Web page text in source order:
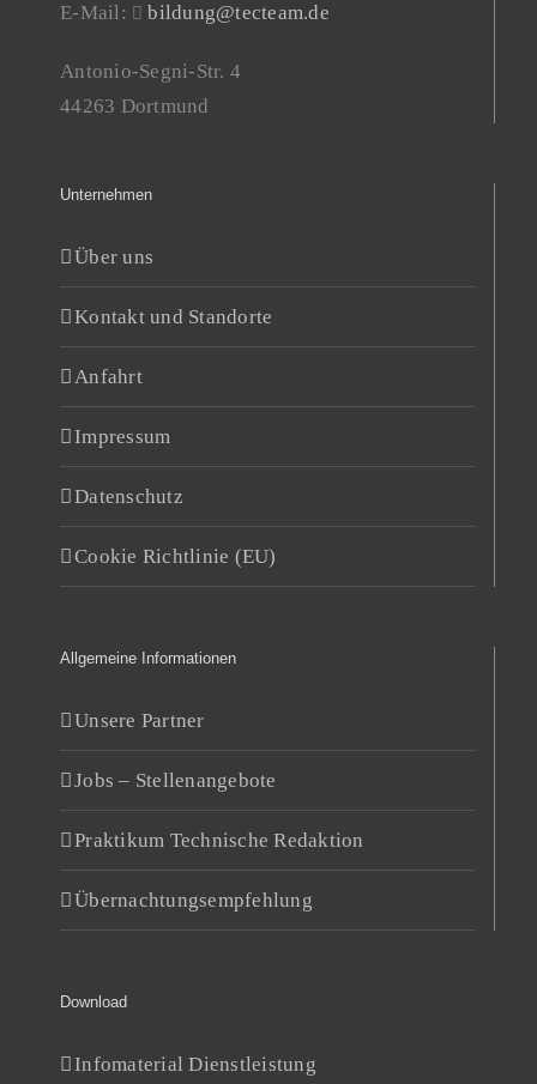
E-Mail:
bildung@tecteam.de
Antonio-Segni-Str. 4
44263 Dortmund
Unternehmen
Über uns
Kontakt und Standorte
Anfahrt
Impressum
Datenschutz
Cookie Richtlinie (EU)
Allgemeine Informationen
Unsere Partner
Jobs – Stellenangebote
Praktikum Technische Redaktion
Übernachtungsempfehlung
Download
Infomaterial Dienstleistung